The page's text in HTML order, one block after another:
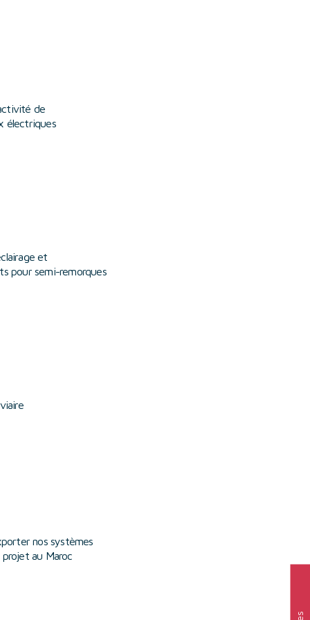
de
électriques
et
pour semi-remorques
nos systèmes
au Maroc